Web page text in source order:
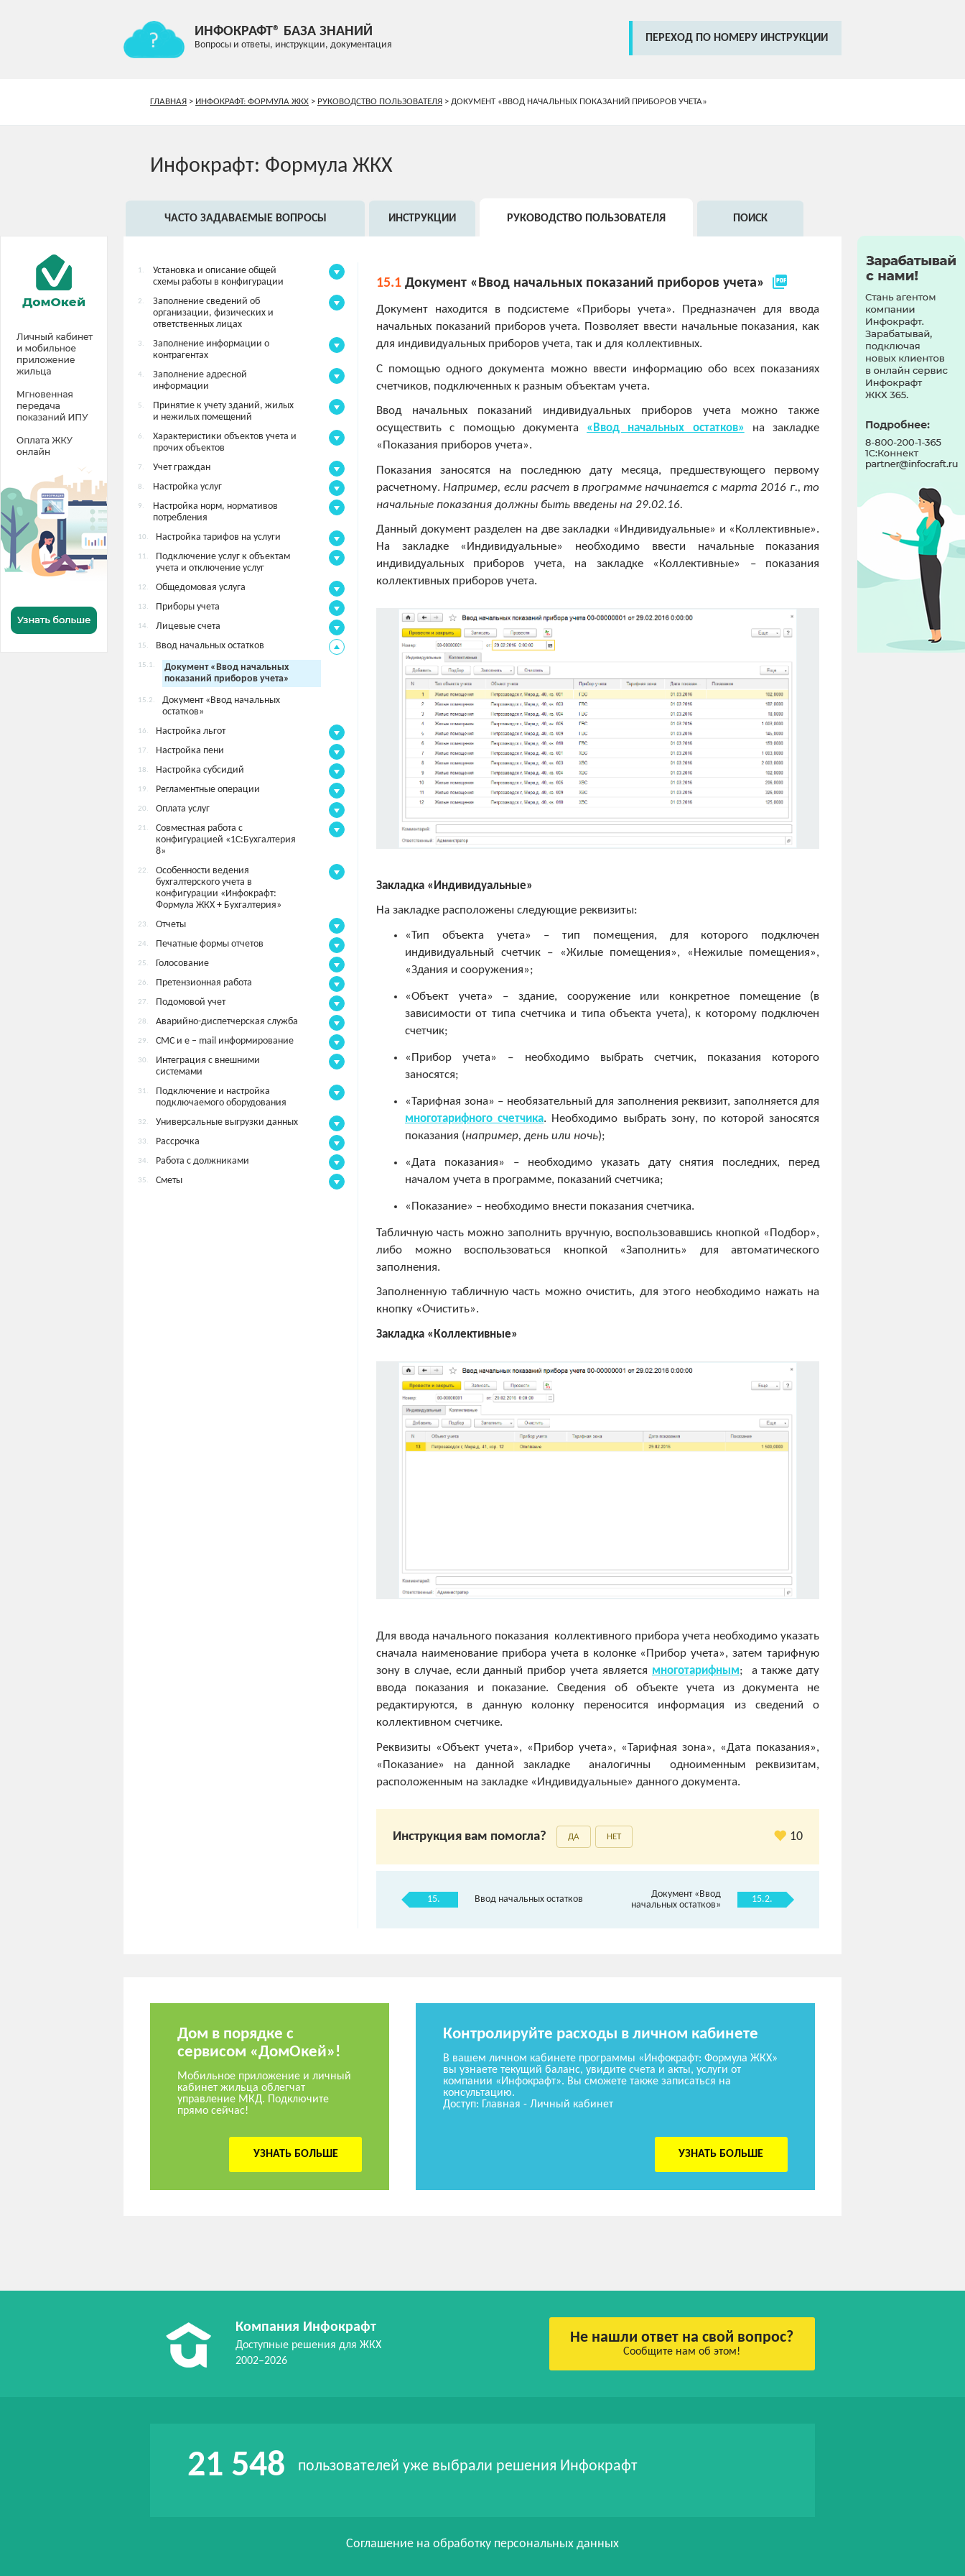
ИНФОКРАФТ® БАЗА ЗНАНИЙ
Вопросы и ответы, инструкции, документация
ПЕРЕХОД ПО НОМЕРУ ИНСТРУКЦИИ
ГЛАВНАЯ > ИНФОКРАФТ: ФОРМУЛА ЖКХ > РУКОВОДСТВО ПОЛЬЗОВАТЕЛЯ >ДОКУМЕНТ «ВВОД НАЧАЛЬНЫХ ПОКАЗАНИЙ ПРИБОРОВ УЧЕТА»
Инфокрафт: Формула ЖКХ
ЧАСТО ЗАДАВАЕМЫЕ ВОПРОСЫ ИНСТРУКЦИИ РУКОВОДСТВО ПОЛЬЗОВАТЕЛЯ ПОИСК
1.
Установка и описание общей
схемы работы в конфигурации
2.
Заполнение сведений об
организации, физических и
ответственных лицах
3.
Заполнение информации о
контрагентах
4.
Заполнение адресной
информации
5.
Принятие к учету зданий, жилых
и нежилых помещений
6.
Характеристики объектов учета и
прочих объектов
7. Учет граждан
8. Настройка услуг
9.
Настройка норм, нормативов
потребления
10. Настройка тарифов на услуги
11.
Подключение услуг к объектам
учета и отключение услуг
12. Общедомовая услуга
13. Приборы учета
14. Лицевые счета
15. Ввод начальных остатков
15.1.
Документ «Ввод начальных
показаний приборов учета»
15.2.
Документ «Ввод начальных
остатков»
16. Настройка льгот
17. Настройка пени
18. Настройка субсидий
19. Регламентные операции
20. Оплата услуг
21.
Совместная работа с
конфигурацией «1С:Бухгалтерия
8»
22.
Особенности ведения
бухгалтерского учета в
конфигурации «Инфокрафт:
Формула ЖКХ + Бухгалтерия»
23. Отчеты
24. Печатные формы отчетов
25. Голосование
26. Претензионная работа
27. Подомовой учет
28. Аварийно-диспетчерская служба
29. СМС и e – mail информирование
30.
Интеграция с внешними
системами
31.
Подключение и настройка
подключаемого оборудования
32. Универсальные выгрузки данных
33. Рассрочка
34. Работа с должниками
35. Сметы
15.1 Документ «Ввод начальных показаний приборов учета» picture_as_pdf
Документ находится в подсистеме «Приборы учета». Предназначен для ввода
начальных показаний приборов учета. Позволяет ввести начальные показания, как
для индивидуальных приборов учета, так и для коллективных.
С помощью одного документа можно ввести информацию обо всех показаниях
счетчиков, подключенных к разным объектам учета.
Ввод начальных показаний индивидуальных приборов учета можно также
осуществить с помощью документа «Ввод начальных остатков» на закладке
«Показания приборов учета».
Показания заносятся на последнюю дату месяца, предшествующего первому
расчетному.Например, если расчет в программе начинается с марта 2016 г., то
начальные показания должны быть введены на 29.02.16.
Данный документ разделен на две закладки «Индивидуальные» и «Коллективные».
На закладке «Индивидуальные» необходимо ввести начальные показания
индивидуальных приборов учета, на закладке «Коллективные» – показания
коллективных приборов учета.
Закладка «Индивидуальные»
На закладке расположены следующие реквизиты:
«Тип объекта учета» – тип помещения, для которого подключен
индивидуальный счетчик – «Жилые помещения», «Нежилые помещения»,
«Здания и сооружения»;
«Объект учета» – здание, сооружение или конкретное помещение (в
зависимости от типа счетчика и типа объекта учета), к которому подключен
счетчик;
«Прибор учета» – необходимо выбрать счетчик, показания которого
заносятся;
«Тарифная зона» – необязательный для заполнения реквизит, заполняется для
многотарифного счетчика. Необходимо выбрать зону, по которой заносятся
показания (например, день или ночь);
«Дата показания» – необходимо указать дату снятия последних, перед
началом учета в программе, показаний счетчика;
«Показание» – необходимо внести показания счетчика.
Табличную часть можно заполнить вручную, воспользовавшись кнопкой «Подбор»,
либо можно воспользоваться кнопкой «Заполнить» для автоматического
заполнения.
Заполненную табличную часть можно очистить, для этого необходимо нажать на
кнопку «Очистить».
Закладка «Коллективные»
Для ввода начального показания коллективного прибора учета необходимо указать
сначала наименование прибора учета в колонке «Прибор учета», затем тарифную
зону в случае, если данный прибор учета является многотарифным; а также дату
ввода показания и показание. Сведения об объекте учета из документа не
редактируются, в данную колонку переносится информация из сведений о
коллективном счетчике.
Реквизиты «Объект учета», «Прибор учета», «Тарифная зона», «Дата показания»,
«Показание» на данной закладке аналогичны одноименным реквизитам,
расположенным на закладке «Индивидуальные» данного документа.
Инструкция вам помогла? ДА НЕТ 10
15. Ввод начальных остатков
Документ «Ввод
начальных остатков»
15.2.
Дом в порядке с
сервисом «ДомОкей»!
Мобильное приложение и личный
кабинет жильца облегчат
управление МКД. Подключите
прямо сейчас!
УЗНАТЬ БОЛЬШЕ
Контролируйте расходы в личном кабинете
В вашем личном кабинете программы «Инфокрафт: Формула ЖКХ»
вы узнаете текущий баланс, увидите счета и акты, услуги от
компании «Инфокрафт». Вы сможете также записаться на
консультацию.
Доступ: Главная - Личный кабинет
УЗНАТЬ БОЛЬШЕ
Компания Инфокрафт
Доступные решения для ЖКХ
2002–2026
Не нашли ответ на свой вопрос?
Сообщите нам об этом!
21 548 пользователей уже выбрали решения Инфокрафт
Соглашение на обработку персональных данных